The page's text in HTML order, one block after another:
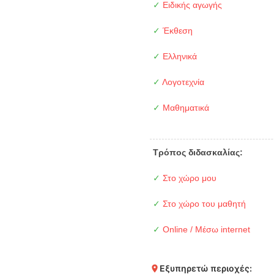
✓ Ειδικής αγωγής
✓ Έκθεση
✓ Ελληνικά
✓ Λογοτεχνία
✓ Μαθηματικά
Τρόπος διδασκαλίας:
✓ Στο χώρο μου
✓ Στο χώρο του μαθητή
✓ Online / Μέσω internet
Εξυπηρετώ περιοχές: